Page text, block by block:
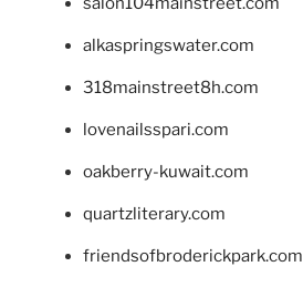
alkaspringswater.com
318mainstreet8h.com
lovenailsspari.com
oakberry-kuwait.com
quartzliterary.com
friendsofbroderickpark.com